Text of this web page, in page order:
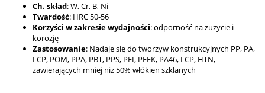
Ch. skład: W, Cr, B, Ni
Twardość: HRC 50-56
Korzyści w zakresie wydajności: odporność na zużycie i
korozję
Zastosowanie: Nadaje się do tworzyw konstrukcyjnych PP, PA,
LCP, POM, PPA, PBT, PPS, PEI, PEEK, PA46, LCP, HTN,
zawierających mniej niż 50% włókien szklanych